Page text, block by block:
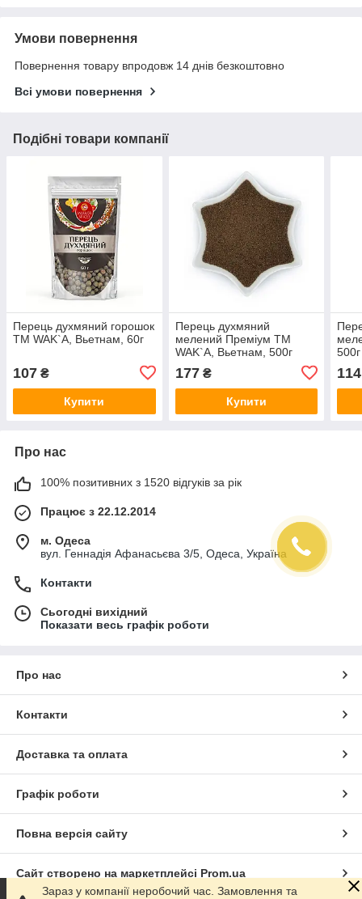
Умови повернення
Повернення товару впродовж 14 днів безкоштовно
Всі умови повернення
Подібні товари компанії
Перець духмяний горошок
TM WAK`A, Вьетнам, 60г
107 ₴
Купити
Перець духмяний
мелений Преміум TM
WAK`A, Вьетнам, 500г
177₴
Купити
500г
114
Про нас
100% позитивних з 1520 відгуків за рік
Працює з 22.12.2014
м. Одеса
вул. Геннадія Афанасьєва 3/5, Одеса, Україна
Контакти
Сьогодні вихідний
Показати весь графік роботи
Про нас
Контакти
Доставка та оплата
Графік роботи
Повна версія сайту
Сайт створено на маркетплейсі Prom.ua
Зараз у компанії неробочий час. Замовлення та